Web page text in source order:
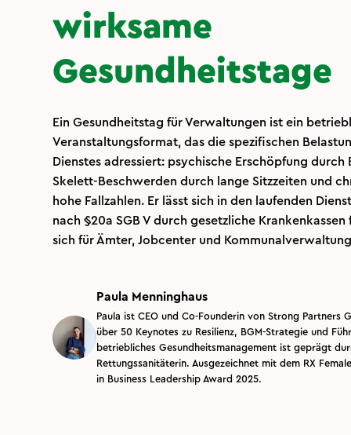
wirksame
Gesundheitstage
Ein Gesundheitstag für Verwaltungen ist ein
Veranstaltungsformat, das die spezifischen
Dienstes adressiert: psychische Erschöpfung durch
Skelett-Beschwerden durch lange Sitzzeiten und
hohe Fallzahlen. Er lässt sich in den laufenden
nach §20a SGB V durch gesetzliche
sich für Ämter, Jobcenter und
Paula Menninghaus
Paula ist CEO und Co-Founderin von Strong Partners
über 50 Keynotes zu Resilienz, BGM-Strategie und
betriebliches Gesundheitsmanagement ist geprägt
Rettungssanitäterin. Ausgezeichnet mit dem RX
in Business Leadership Award 2025.